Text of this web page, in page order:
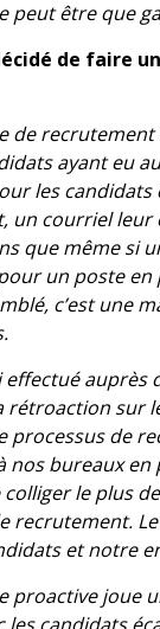
peut être que
de faire
de recrutement
ayant eu
les candidats
un courriel leur
que même si
un poste
c’est une
effectué auprès
rétroaction sur
processus de
nos bureaux
le plus
recrutement.
et notre
proactive joue